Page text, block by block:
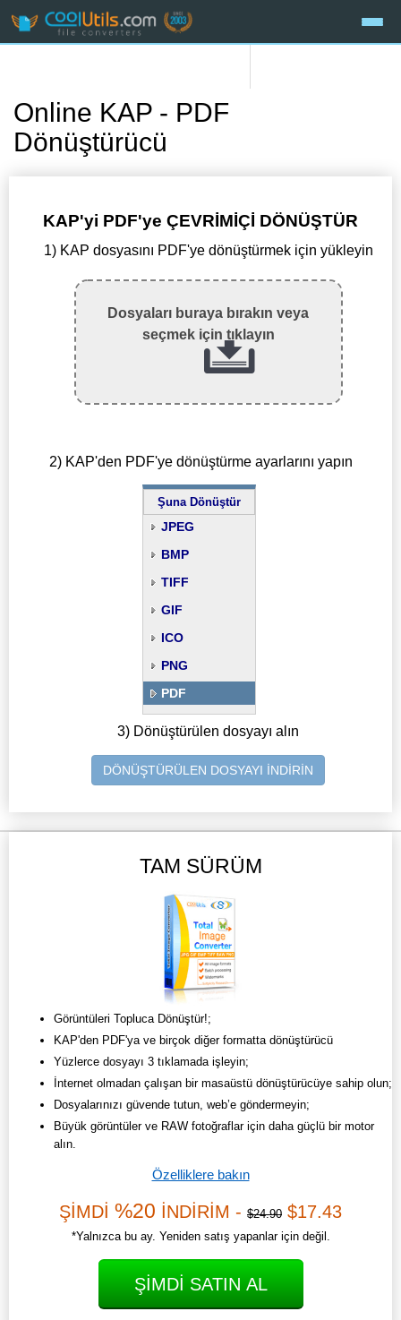
Online KAP - PDF
Dönüştürücü
KAP'yi PDF'ye ÇEVRİMİÇİ DÖNÜŞTÜR
1) KAP dosyasını PDF'ye dönüştürmek için yükleyin
Dosyaları buraya bırakın veya
seçmek için tıklayın
2) KAP'den PDF'ye dönüştürme ayarlarını yapın
Şuna Dönüştür
JPEG
BMP
TIFF
GIF
ICO
PNG
PDF
3) Dönüştürülen dosyayı alın
DÖNÜŞTÜRÜLEN DOSYAYI İNDİRİN
TAM SÜRÜM
Görüntüleri Topluca Dönüştür!;
KAP'den PDF'ya ve birçok diğer formatta dönüştürücü
Yüzlerce dosyayı 3 tıklamada işleyin;
İnternet olmadan çalışan bir masaüstü dönüştürücüye sahip olun;
Dosyalarınızı güvende tutun, web’e göndermeyin;
Büyük görüntüler ve RAW fotoğraflar için daha güçlü bir motor
alın.
Özelliklere bakın
ŞİMDİ %20 İNDİRİM - $24.90 $17.43
*Yalnızca bu ay. Yeniden satış yapanlar için değil.
ŞIMDI SATIN AL